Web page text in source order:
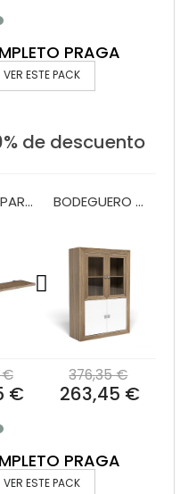
PRAGA
VER ESTE PACK
de descuento
ESTANTE PARED 140 PRAGA/BALI
€
€
BODEGUERO 100 CM MOD.PRAGA
376,35 €
263,45 €
PRAGA
VER ESTE PACK